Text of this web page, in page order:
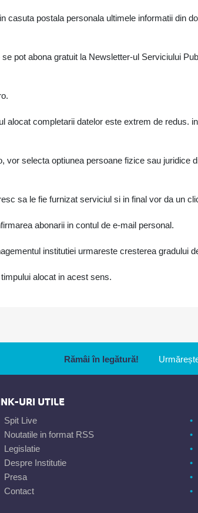
casuta postala personala ultimele informatii din
pot abona gratuit la Newsletter-ul Serviciului
alocat completarii datelor este extrem de redus.
vor selecta optiunea persoane fizice sau juridice
sa le fie furnizat serviciul si in final vor da un
abonarii in contul de e-mail personal.
institutiei urmareste cresterea gradului
alocat in acest sens.
Rămâi în legătură!
URI UTILE
Spit Live
Noutatile in format RSS
Legislatie
Despre Institutie
Presa
Contact